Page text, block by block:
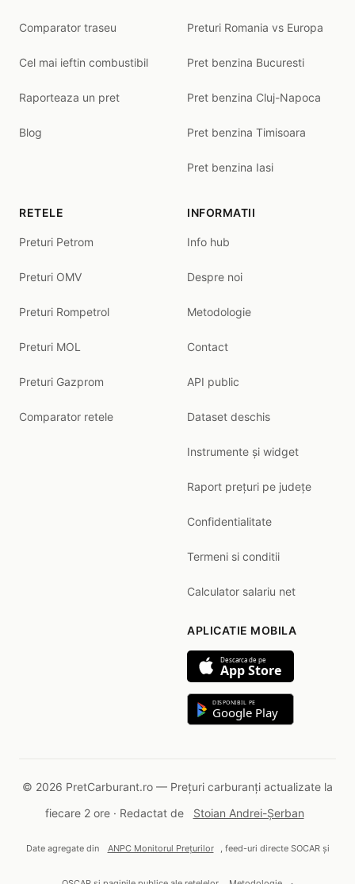
Comparator traseu
Cel mai ieftin combustibil
Raporteaza un pret
Blog
Preturi Romania vs Europa
Pret benzina Bucuresti
Pret benzina Cluj-Napoca
Pret benzina Timisoara
Pret benzina Iasi
RETELE
Preturi Petrom
Preturi OMV
Preturi Rompetrol
Preturi MOL
Preturi Gazprom
Comparator retele
INFORMATII
Info hub
Despre noi
Metodologie
Contact
API public
Dataset deschis
Instrumente și widget
Raport prețuri pe județe
Confidentialitate
Termeni si conditii
Calculator salariu net
APLICATIE MOBILA
Descarca de pe
App Store
DISPONIBIL PE
Google Play
© 2026 PretCarburant.ro — Prețuri carburanți actualizate la
fiecare 2 ore · Redactat de
Stoian Andrei-Șerban
Date agregate din ANPC Monitorul Prețurilor , feed-uri directe SOCAR și